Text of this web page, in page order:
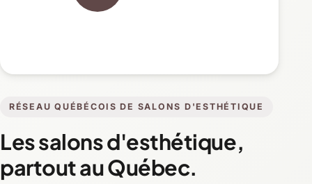
RÉSEAU QUÉBÉCOIS DE SALONS D'ESTHÉTIQUE
Les salons d'esthétique,
partout au Québec.